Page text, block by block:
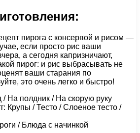
пирога с консервой и рисом —
если просто рис ваши
а сегодня капризничают,
пирог: и рис выбрасывать не
ваши старания по
это очень легко и быстро!
На полдник / На скорую руку
Крупы / Тесто / Слоеное тесто /
/ Блюда с начинкой